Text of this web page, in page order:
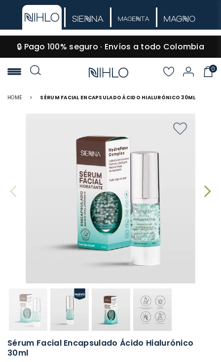
🔒 Pago 100% seguro · Envíos a todo Colombia
NIHLO
0
HOME > SÉRUM FACIAL ENCAPSULADO ÁCIDO HIALURÓNICO 30ML
Sérum Facial Encapsulado Ácido Hialurónico
30ml